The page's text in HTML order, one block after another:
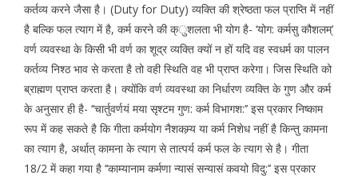
कर्तव्य करने जैसा है। (Duty for Duty) व्यक्ति की श्रेष्ठता फल प्राप्ति में नहीं
है बल्कि फल त्याग में है, कर्म करने की क्ुशलता भी योग है- ‘योग: कर्मसु कौशलम्’
वर्ण व्यवस्था के किसी भी वर्ण का शूद्र व्यक्ति क्यों न हों यदि वह स्वधर्म का पालन
कर्तव्य निश्ठ भाव से करता है तो वही स्थिति वह भी प्राप्त करेगा। जिस स्थिति को
ब्राह्मण प्राप्त करता है। क्योंकि वर्ण व्यवस्था का निर्धारण व्यक्ति के गुण और कर्म
के अनुसार ही है- ‘‘चार्तुवर्णयं मया सृश्टम गुण: कर्म विभागश:’’ इस प्रकार निष्काम
रूप में कह सकते है कि गीता कर्मयोग नैशकम्र्य या कर्म निशेध नहीं है किन्तु कामना
का त्याग है, अर्थात् कामना के त्याग से तात्पर्य कर्म फल के त्याग से है। गीता
18/2 में कहा गया है ‘‘काम्यानाम कर्मणा न्यासं सन्यासं कवयो विदु:’’ इस प्रकार